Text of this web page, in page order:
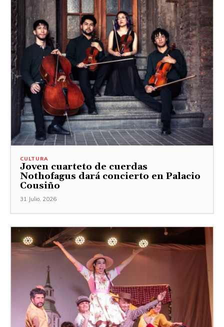
CULTURA
Joven cuarteto de cuerdas
Nothofagus dará concierto en Palacio
Cousiño
31 Julio, 2026